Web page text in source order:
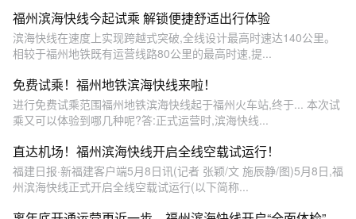
福州滨海快线今起试乘 解锁便捷舒适出行体验
滨海快线在速度上实现跨越式突破,全线设计最高时速达140公里。
相较于福州地铁既有运营线路80公里的最高时速,提...
免费试乘！福州地铁滨海快线来啦！
进行免费试乘范围福州地铁滨海快线起于福州火车站,终于... 本次试
乘又可以体验到哪几种呢?答:正式运营时,滨海快线...
直达机场！福州滨海快线开启全线空载试运行！
福建日报·新福建客户端5月8日讯(记者 张颖/文 施辰静/图)5月8日,福
州滨海快线正式开启全线空载试运行(以下简称...